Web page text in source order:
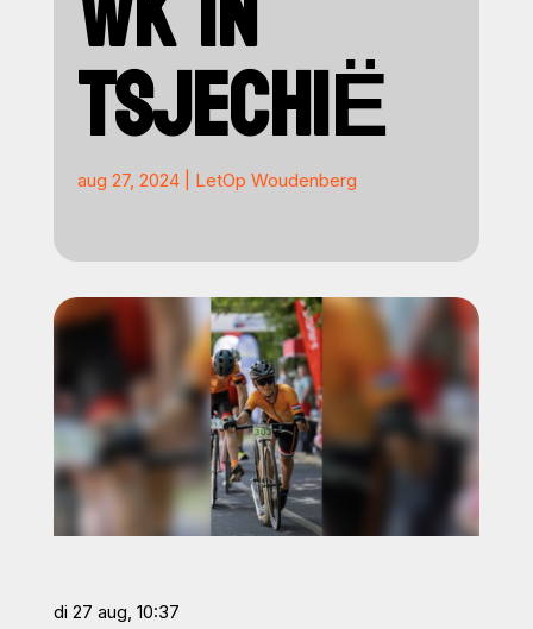
TSJECHIË
aug 27, 2024| LetOp Woudenberg
di 27 aug, 10:37